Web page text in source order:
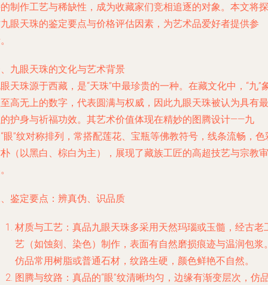
制作工艺与稀缺性，成为收藏家们竞相追逐的对象。本文将探
眼天珠的鉴定要点与价格评估因素，为艺术品爱好者提供参
九眼天珠的文化与艺术背景
天珠源于西藏，是“天珠”中最珍贵的一种。在藏文化中，“九”
高无上的数字，代表圆满与权威，因此九眼天珠被认为具有最
护身与祈福功效。其艺术价值体现在精妙的图腾设计——九
眼”纹对称排列，常搭配莲花、宝瓶等佛教符号，线条流畅，色
（以黑白、棕白为主），展现了藏族工匠的高超技艺与宗教审
鉴定要点：辨真伪、识品质
材质与工艺：真品九眼天珠多采用天然玛瑙或玉髓，经古老
艺（如蚀刻、染色）制作，表面有自然磨损痕迹与温润包浆
仿品常用树脂或普通石材，纹路生硬，颜色鲜艳不自然。
图腾与纹路：真品的“眼”纹清晰均匀，边缘有渐变层次，仿